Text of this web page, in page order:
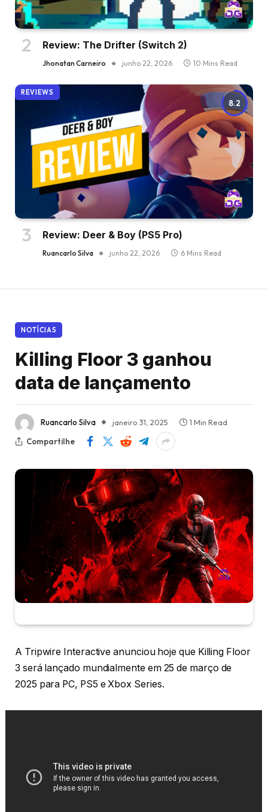
Review: The Drifter (Switch 2)
Jhonatan Carneiro junho 22, 2026 10 Mins Read
8.2
REVIEWS
Review: Deer & Boy (PS5 Pro)
Ruancarlo Silva junho 22, 2026 6 Mins Read
NOTÍCIAS
Killing Floor 3 ganhou
data de lançamento
Ruancarlo Silva janeiro 31, 2025
1 Min Read
Compartilhe
A Tripwire Interactive anunciou hoje que Killing Floor
3 será lançado mundialmente em 25 de março de
2025 para PC, PS5 e Xbox Series.